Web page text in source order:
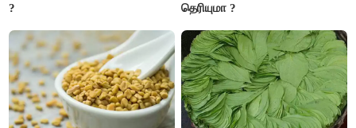
?
தெரியுமா ?